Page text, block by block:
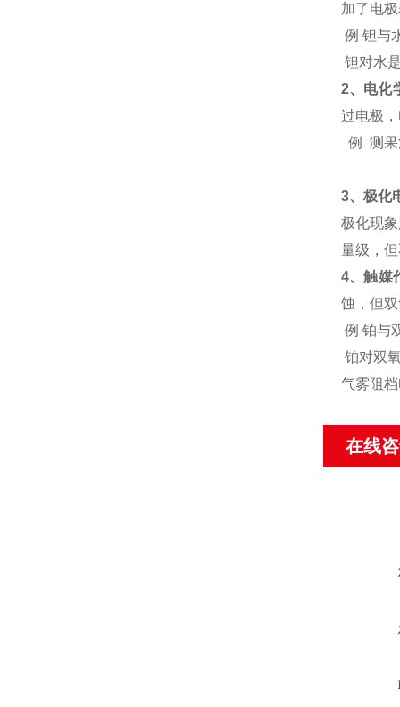
加了电
例 钽与
钽对水
2、电化
过电极
例 测果
3、极化
极化现
量级，
4、触媒
蚀，但
例 铂与
铂对双
气雾阻
在线